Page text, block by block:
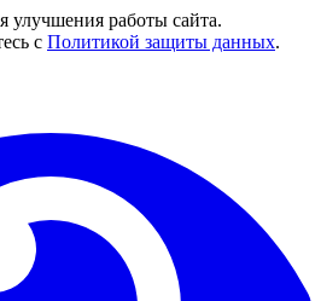
улучшения работы сайта.
с Политикой защиты данных.